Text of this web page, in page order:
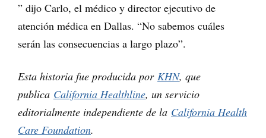
” dijo Carlo, el médico y director ejecutivo de
atención médica en Dallas. “No sabemos cuáles
serán las consecuencias a largo plazo”.
Esta historia fue producida por KHN, que
publica California Healthline, un servicio
editorialmente independiente de la California Health
Care Foundation.